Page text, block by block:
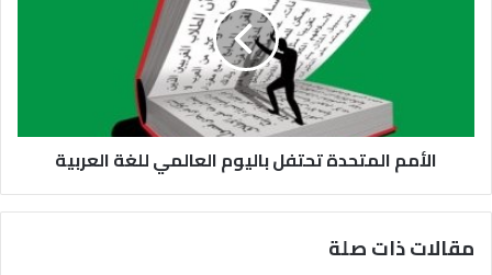
الأمم المتحدة تحتفل باليوم العالمي للغة العربية
مقالات ذات صلة